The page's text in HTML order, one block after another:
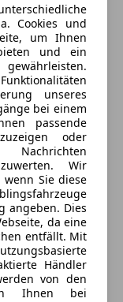
Cookies und
um Ihnen
und ein
unseres
bei einem
passende
oder
Nachrichten
Wir
wenn Sie diese
angeben. Dies
da eine
entfällt. Mit
Händler
von den
Ihnen bei